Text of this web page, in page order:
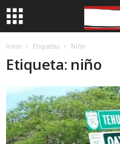
Inicio Etiquetas Niño
Etiqueta: niño